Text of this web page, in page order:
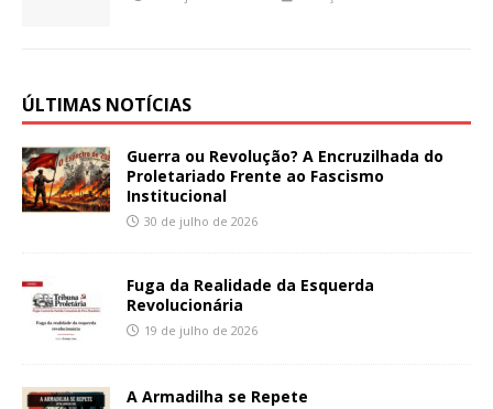
ÚLTIMAS NOTÍCIAS
Guerra ou Revolução? A Encruzilhada do
Proletariado Frente ao Fascismo
Institucional
30 de julho de 2026
Fuga da Realidade da Esquerda
Revolucionária
19 de julho de 2026
A Armadilha se Repete